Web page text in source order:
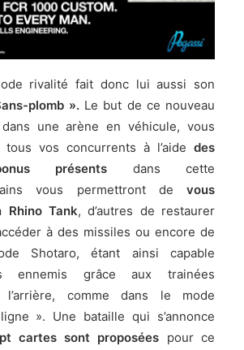
rivalité fait donc lui aussi son
plomb ».Le but de ce nouveau
une arène en véhicule, vous
vos concurrents à l’aide des
présents dans cette
vous permettront de vous
Rhino Tank, d’autres de restaurer
à des missiles ou encore de
Shotaro, étant ainsi capable
ennemis grâce aux trainées
l’arrière, comme dans le mode
». Une bataille qui s’annonce
cartes sont proposées pour ce